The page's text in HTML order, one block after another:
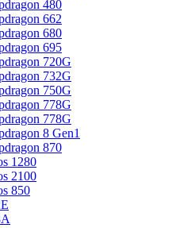
480
662
680
695
720G
732G
750G
778G
778G
8 Gen1
870
1280
2100
850